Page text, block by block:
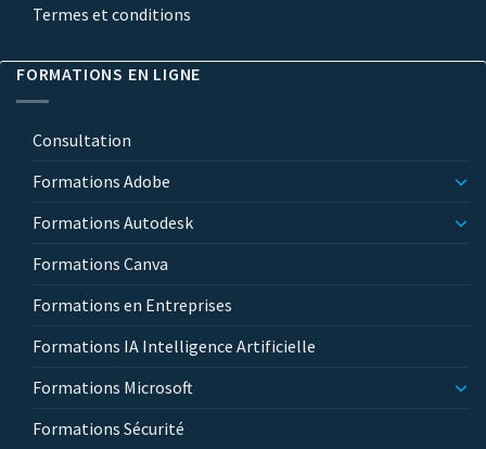
Termes et conditions
FORMATIONS EN LIGNE
Consultation
Formations Adobe
Formations Autodesk
Formations Canva
Formations en Entreprises
Formations IA Intelligence Artificielle
Formations Microsoft
Formations Sécurité